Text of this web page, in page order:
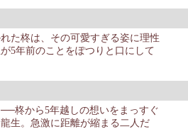
た柊は、その可愛すぎる姿に理性
5年前のことをぽつりと口にして
──柊から5年越しの想いをまっすぐ
生。急激に距離が縮まる二人だ